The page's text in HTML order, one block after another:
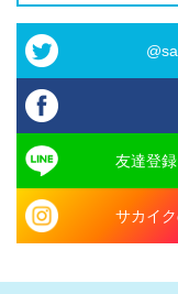
友達登
サカイ